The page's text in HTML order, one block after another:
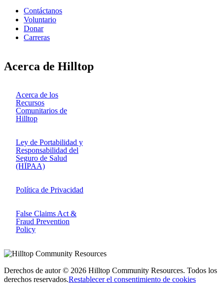
Contáctanos
Voluntario
Donar
Carreras
Acerca de Hilltop
Acerca de los
Recursos
Comunitarios de
Hilltop
Ley de Portabilidad y
Responsabilidad del
Seguro de Salud
(HIPAA)
Política de Privacidad
False Claims Act &
Fraud Prevention
Policy
Derechos de autor © 2026 Hilltop Community Resources. Todos los
derechos reservados.Restablecer el consentimiento de cookies